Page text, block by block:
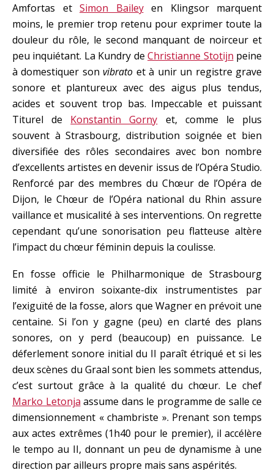
Amfortas et Simon Baileyen Klingsor marquent
moins, le premier trop retenu pour exprimer toute la
douleur du rôle, le second manquant de noirceur et
peu inquiétant. La Kundry deChristianne Stotijn peine
à domestiquer sonvibrato et à unir un registre grave
sonore et plantureux avec des aigus plus tendus,
acides et souvent trop bas. Impeccable et puissant
Titurel de Konstantin Gorny et, comme le plus
souvent à Strasbourg, distribution soignée et bien
diversifiée des rôles secondaires avec bon nombre
d’excellents artistes en devenir issus de l’Opéra Studio.
Renforcé par des membres du Chœur de l’Opéra de
Dijon, le Chœur de l’Opéra national du Rhin assure
vaillance et musicalité à ses interventions. On regrette
cependant qu’une sonorisation peu flatteuse altère
l’impact du chœur féminin depuis la coulisse.
En fosse officie le Philharmonique de Strasbourg
limité à environ soixante-dix instrumentistes par
l’exiguïté de la fosse, alors que Wagner en prévoit une
centaine. Si l’on y gagne (peu) en clarté des plans
sonores, on y perd (beaucoup) en puissance. Le
déferlement sonore initial du II paraît étriqué et si les
deux scènes du Graal sont bien les sommets attendus,
c’est surtout grâce à la qualité du chœur. Le chef
Marko Letonja assume dans le programme de salle ce
dimensionnement « chambriste ». Prenant son temps
aux actes extrêmes (1h40 pour le premier), il accélère
le tempo au II, donnant un peu de dynamisme à une
direction par ailleurs propre mais sans aspérités.